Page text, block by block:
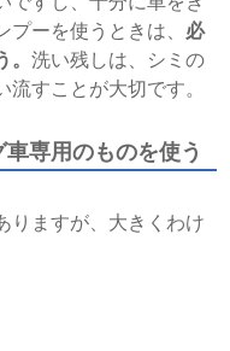
ーを使うときは、 必
。洗い残しは、シミの
すことが大切です。
専用のものを使う
りますが、大きくわけ